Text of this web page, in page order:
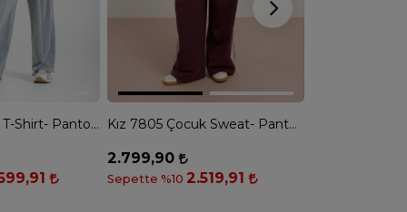
Kız Çocuk 8167 T-Shirt- Pantolon 2 İplik Takım - GRİ Kız 7805 Çocuk Sweat- Pantolon Takım - MOR
2.799,90
Sepette %10 2.519,91